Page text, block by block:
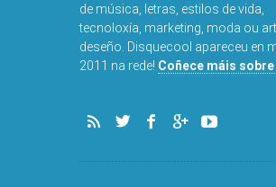
de música, letras, estilos de vida,
tecnoloxía, marketing, moda ou
deseño. Disquecool apareceu en
2011 na rede! Coñece máis